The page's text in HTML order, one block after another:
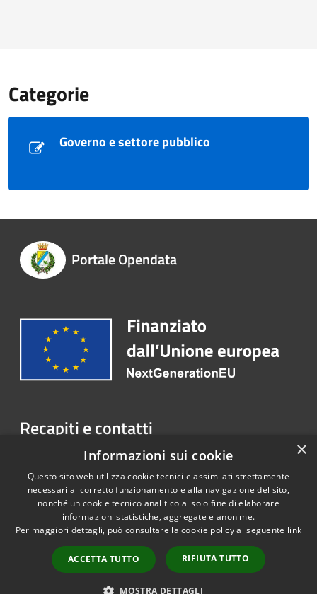
Categorie
Governo e settore pubblico
Portale Opendata
Recapiti e contatti
comune.peschieraborromeo@pec.regione.lombardia.it
Accessibilità
Copyright © 2026 • Portale
Opendata • Powered by
Municipium•
Accesso
redazione
×
Informazioni sui cookie
Questo sito web utilizza cookie tecnici e assimilati strettamente
necessari al corretto funzionamento e alla navigazione del sito,
nonché un cookie tecnico analitico al solo fine di elaborare
informazioni statistiche, aggregate e anonime.
Per maggiori dettagli, può consultare la cookie policy al seguente link
ACCETTA TUTTO RIFIUTA TUTTO
MOSTRA DETTAGLI